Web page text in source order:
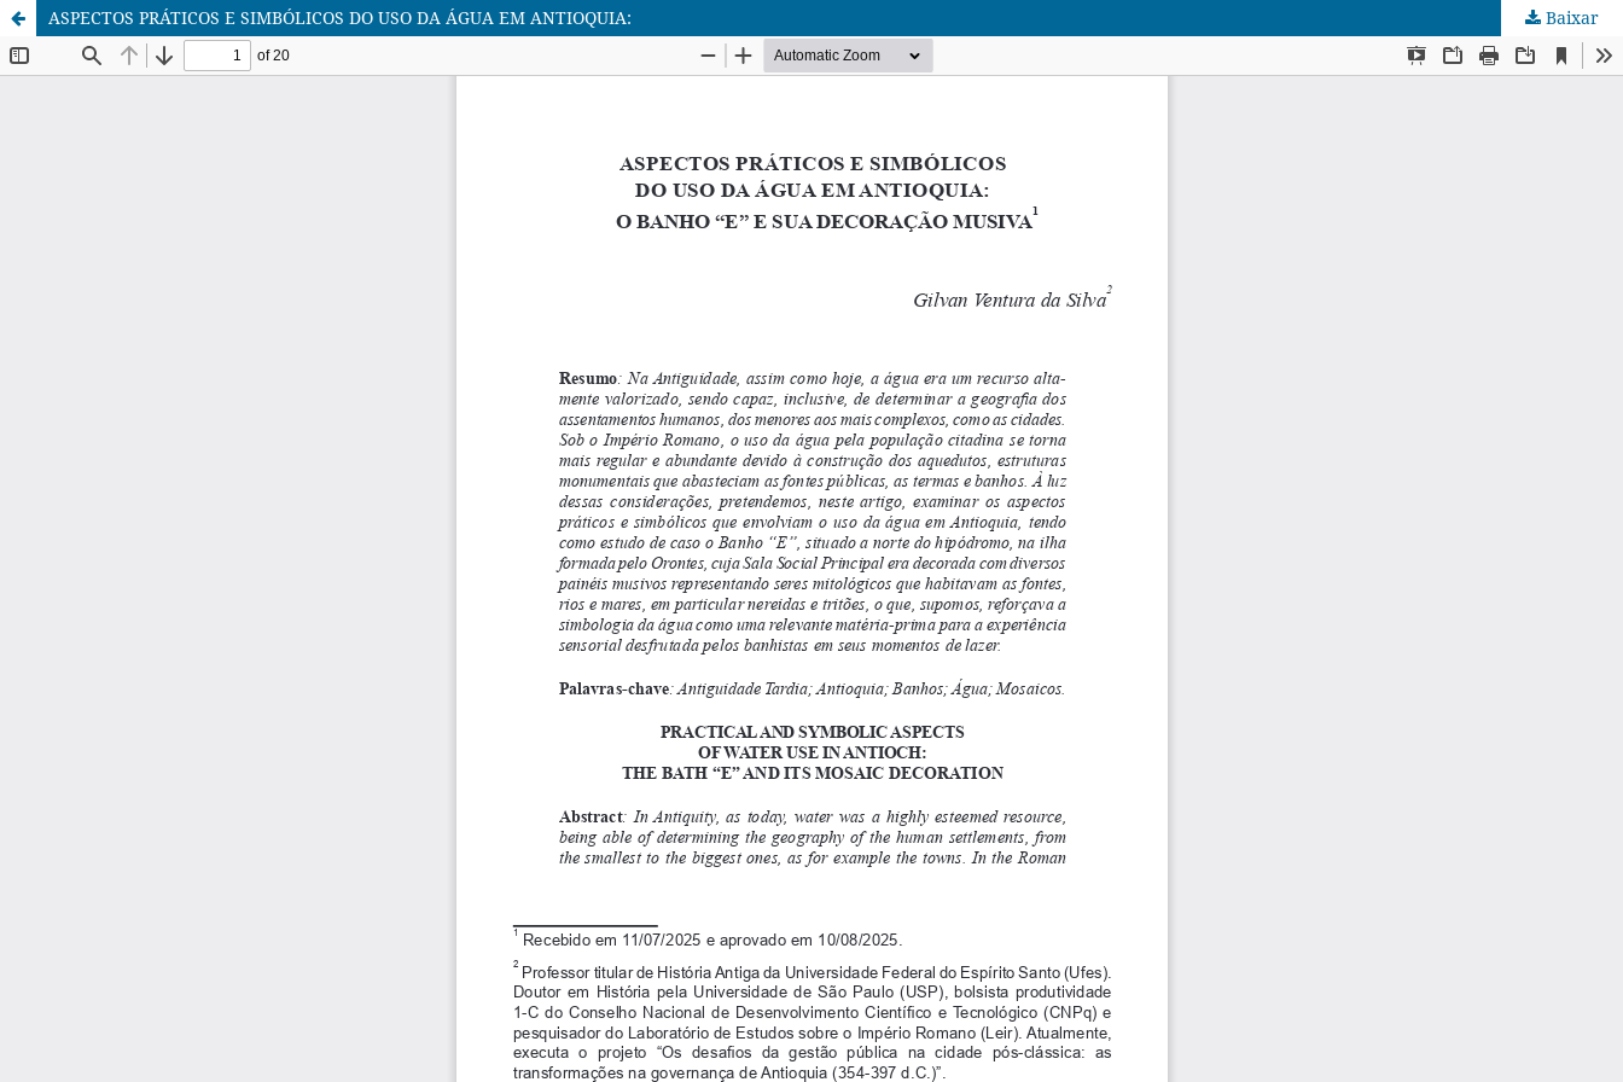
ASPECTOS PRÁTICOS E SIMBÓLICOS DO USO DA ÁGUA EM ANTIOQUIA: Baixar